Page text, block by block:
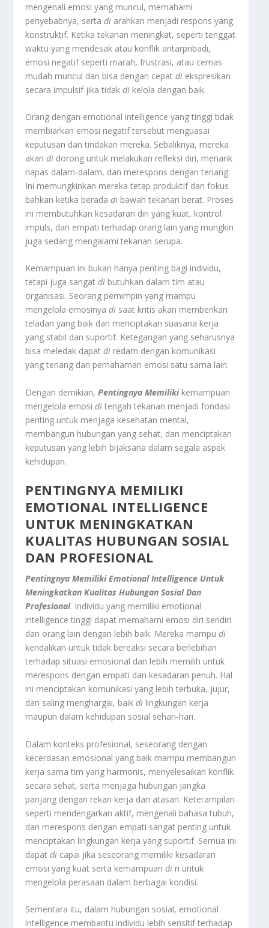
mengenali emosi yang muncul, memahami
penyebabnya, sertadi arahkan menjadi respons yang
konstruktif. Ketika tekanan meningkat, seperti tenggat
waktu yang mendesak atau konflik antarpribadi,
emosi negatif seperti marah, frustrasi, atau cemas
mudah muncul dan bisa dengan cepatdi ekspresikan
secara impulsif jika tidakdi kelola dengan baik.
Orang dengan emotional intelligence yang tinggi tidak
membiarkan emosi negatif tersebut menguasai
keputusan dan tindakan mereka. Sebaliknya, mereka
akandi dorong untuk melakukan refleksi diri, menarik
napas dalam-dalam, dan merespons dengan tenang.
Ini memungkinkan mereka tetap produktif dan fokus
bahkan ketika beradadi bawah tekanan berat. Proses
ini membutuhkan kesadaran diri yang kuat, kontrol
impuls, dan empati terhadap orang lain yang mungkin
juga sedang mengalami tekanan serupa.
Kemampuan ini bukan hanya penting bagi individu,
tetapi juga sangatdi butuhkan dalam tim atau
organisasi. Seorang pemimpin yang mampu
mengelola emosinyadi saat kritis akan memberikan
teladan yang baik dan menciptakan suasana kerja
yang stabil dan suportif. Ketegangan yang seharusnya
bisa meledak dapatdi redam dengan komunikasi
yang tenang dan pemahaman emosi satu sama lain.
Dengan demikian,Pentingnya Memilikikemampuan
mengelola emosidi tengah tekanan menjadi fondasi
penting untuk menjaga kesehatan mental,
membangun hubungan yang sehat, dan menciptakan
keputusan yang lebih bijaksana dalam segala aspek
kehidupan.
PENTINGNYA MEMILIKI
EMOTIONAL INTELLIGENCE
UNTUK MENINGKATKAN
KUALITAS HUBUNGAN SOSIAL
DAN PROFESIONAL
Pentingnya Memiliki Emotional Intelligence Untuk
Meningkatkan Kualitas Hubungan Sosial Dan
Profesional. Individu yang memiliki emotional
intelligence tinggi dapat memahami emosi diri sendiri
dan orang lain dengan lebih baik. Mereka mampudi
kendalikan untuk tidak bereaksi secara berlebihan
terhadap situasi emosional dan lebih memilih untuk
merespons dengan empati dan kesadaran penuh. Hal
ini menciptakan komunikasi yang lebih terbuka, jujur,
dan saling menghargai, baikdi lingkungan kerja
maupun dalam kehidupan sosial sehari-hari.
Dalam konteks profesional, seseorang dengan
kecerdasan emosional yang baik mampu membangun
kerja sama tim yang harmonis, menyelesaikan konflik
secara sehat, serta menjaga hubungan jangka
panjang dengan rekan kerja dan atasan. Keterampilan
seperti mendengarkan aktif, mengenali bahasa tubuh,
dan merespons dengan empati sangat penting untuk
menciptakan lingkungan kerja yang suportif. Semua ini
dapatdi capai jika seseorang memiliki kesadaran
emosi yang kuat serta kemampuandi ri untuk
mengelola perasaan dalam berbagai kondisi.
Sementara itu, dalam hubungan sosial, emotional
intelligence membantu individu lebih sensitif terhadap